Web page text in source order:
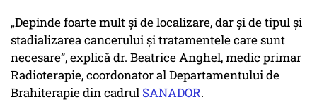
„Depinde foarte mult și de localizare, dar și de tipul și
stadializarea cancerului și tratamentele care sunt
necesare”, explică dr. Beatrice Anghel, medic primar
Radioterapie, coordonator al Departamentului de
Brahiterapie din cadrul SANADOR.